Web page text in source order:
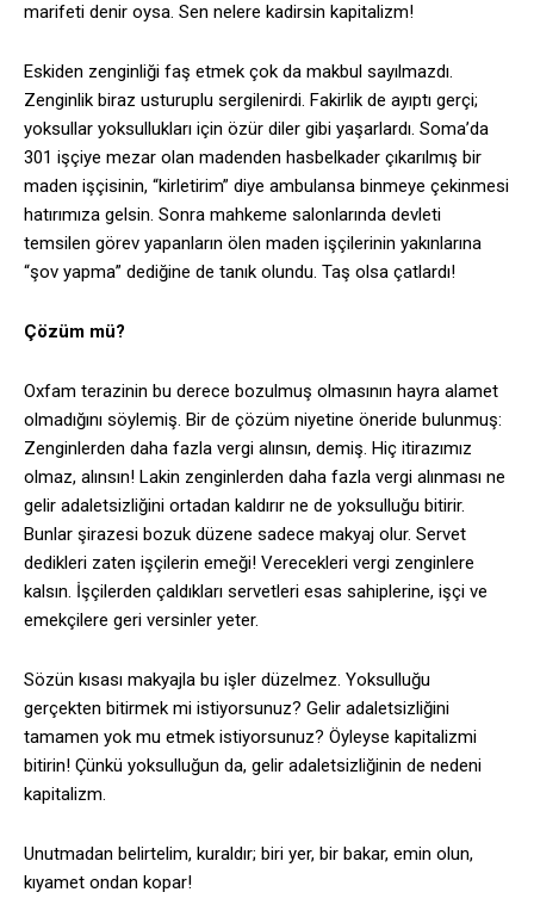
marifeti denir oysa. Sen nelere kadirsin kapitalizm!
Eskiden zenginliği faş etmek çok da makbul sayılmazdı.
Zenginlik biraz usturuplu sergilenirdi. Fakirlik de ayıptı gerçi;
yoksullar yoksullukları için özür diler gibi yaşarlardı. Soma’da
301 işçiye mezar olan madenden hasbelkader çıkarılmış bir
maden işçisinin, “kirletirim” diye ambulansa binmeye çekinmesi
hatırımıza gelsin. Sonra mahkeme salonlarında devleti
temsilen görev yapanların ölen maden işçilerinin yakınlarına
“şov yapma” dediğine de tanık olundu. Taş olsa çatlardı!
Çözüm mü?
Oxfam terazinin bu derece bozulmuş olmasının hayra alamet
olmadığını söylemiş. Bir de çözüm niyetine öneride bulunmuş:
Zenginlerden daha fazla vergi alınsın, demiş. Hiç itirazımız
olmaz, alınsın! Lakin zenginlerden daha fazla vergi alınması ne
gelir adaletsizliğini ortadan kaldırır ne de yoksulluğu bitirir.
Bunlar şirazesi bozuk düzene sadece makyaj olur. Servet
dedikleri zaten işçilerin emeği! Verecekleri vergi zenginlere
kalsın. İşçilerden çaldıkları servetleri esas sahiplerine, işçi ve
emekçilere geri versinler yeter.
Sözün kısası makyajla bu işler düzelmez. Yoksulluğu
gerçekten bitirmek mi istiyorsunuz? Gelir adaletsizliğini
tamamen yok mu etmek istiyorsunuz? Öyleyse kapitalizmi
bitirin! Çünkü yoksulluğun da, gelir adaletsizliğinin de nedeni
kapitalizm.
Unutmadan belirtelim, kuraldır; biri yer, bir bakar, emin olun,
kıyamet ondan kopar!